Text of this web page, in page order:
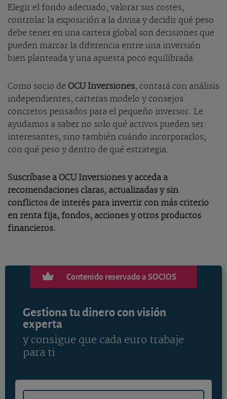
Elegir el fondo adecuado, valorar sus costes,
controlar la exposición a la divisa y decidir qué peso
debe tener en una cartera global son decisiones que
pueden marcar la diferencia entre una inversión
bien planteada y una apuesta poco equilibrada.
Como socio de OCU Inversiones, contará con análisis
independientes, carteras modelo y consejos
concretos pensados para el pequeño inversor. Le
ayudamos a saber no solo qué activos pueden ser
interesantes, sino también cuándo incorporarlos,
con qué peso y dentro de qué estrategia.
Suscríbase a OCU Inversiones y acceda a
recomendaciones claras, actualizadas y sin
conflictos de interés para invertir con más criterio
en renta fija, fondos, acciones y otros productos
financieros.
Contenido reservado a SOCIOS
Gestiona tu dinero con visión
experta
y consigue que cada euro trabaje
para ti